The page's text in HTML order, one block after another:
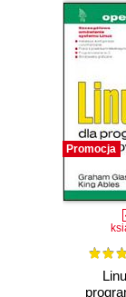
Promocja